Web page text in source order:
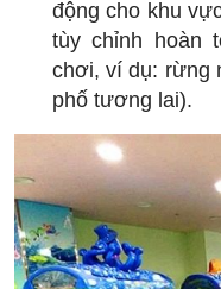
động cho khu
tùy chỉnh hoàn
chơi, ví dụ: rừng
phố tương lai).